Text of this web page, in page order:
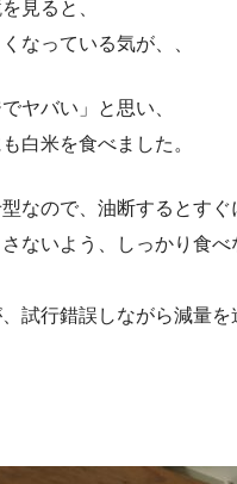
見ると、
なっている気が、、
ヤバい」と思い、
白米を食べました。
なので、油断するとすぐ
ないよう、しっかり食べ
試行錯誤しながら減量を